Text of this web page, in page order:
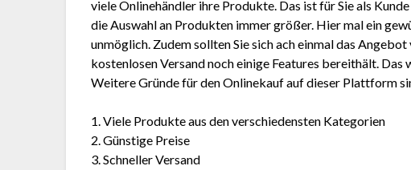
viele Onlinehändler ihre Produkte. Das ist für Sie als
die Auswahl an Produkten immer größer. Hier mal ein
unmöglich. Zudem sollten Sie sich ach einmal das
kostenlosen Versand noch einige Features bereithält. Das
Weitere Gründe für den Onlinekauf auf dieser Plattform
1. Viele Produkte aus den verschiedensten Kategorien
2. Günstige Preise
3. Schneller Versand